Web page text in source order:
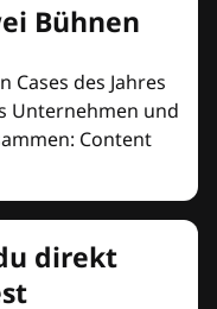
Bühnen
des Jahres
Unternehmen und
Content
direkt